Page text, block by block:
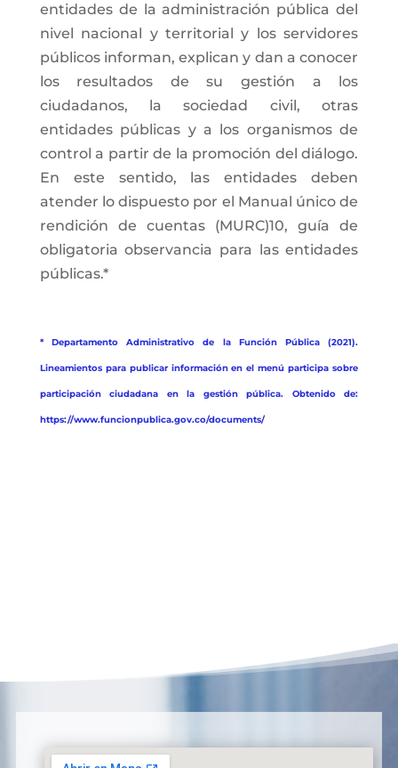
entidades de la administración pública del
nivel nacional y territorial y los servidores
públicos informan, explican y dan a conocer
los resultados de su gestión a los
ciudadanos, la sociedad civil, otras
entidades públicas y a los organismos de
control a partir de la promoción del diálogo.
En este sentido, las entidades deben
atender lo dispuesto por el Manual único de
rendición de cuentas (MURC)10, guía de
obligatoria observancia para las entidades
públicas.*
* Departamento Administrativo de la Función Pública (2021).
Lineamientos para publicar información en el menú participa sobre
participación ciudadana en la gestión pública. Obtenido de:
https://www.funcionpublica.gov.co/documents/